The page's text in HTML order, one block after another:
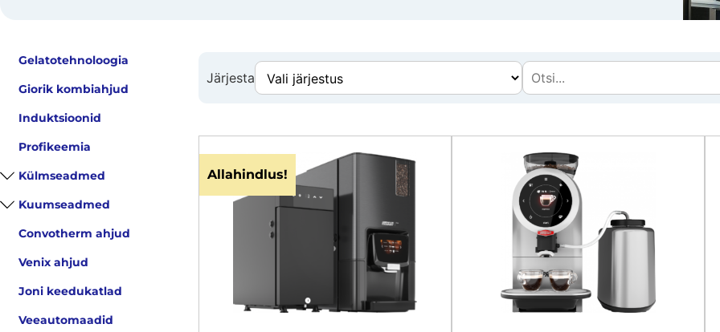
Gelatotehnoloogia
Giorik kombiahjud
Induktsioonid
Profikeemia
Külmseadmed
Kuumseadmed
Convotherm ahjud
Venix ahjud
Joni keedukatlad
Veeautomaadid
Järjesta
Allahindlus!